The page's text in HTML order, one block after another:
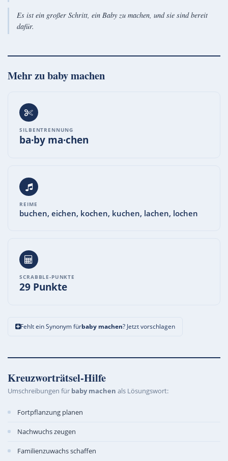
Es ist ein großer Schritt, ein Baby zu machen, und sie sind bereit
dafür.
Mehr zubaby machen
SILBENTRENNUNG
ba·by ma·chen
REIME
buchen, eichen, kochen, kuchen, lachen, lochen
SCRABBLE-PUNKTE
29 Punkte
Fehlt ein Synonym fürbaby machen? Jetzt vorschlagen
Kreuzworträtsel-Hilfe
Umschreibungen für baby machen als Lösungswort:
Fortpflanzung planen
Nachwuchs zeugen
Familienzuwachs schaffen